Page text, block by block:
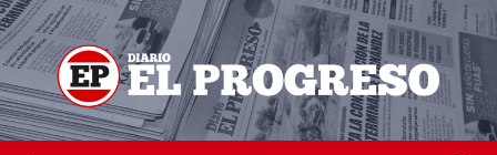
Skip
to
content